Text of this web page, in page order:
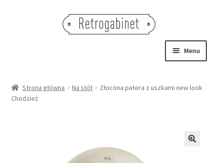
Menu
OBRAZY
Strona główna Na stół
Złocona patera z uszkami new look
Chodzież